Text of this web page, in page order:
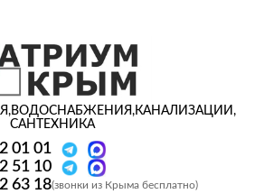
ВОДОСНАБЖЕНИЯ,КАНАЛИЗАЦИИ,
САНТЕХНИКА
01 01
51 10
63 18(звонки из Крыма бесплатно)